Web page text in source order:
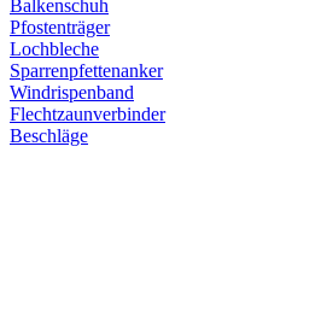
Balkenschuh
Pfostenträger
Lochbleche
Sparrenpfettenanker
Windrispenband
Flechtzaunverbinder
Beschläge